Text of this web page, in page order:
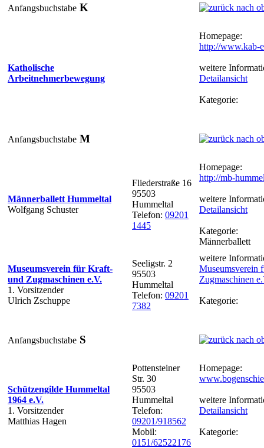
Anfangsbuchstabe K
Katholische
Arbeitnehmerbewegung
Homepage:
http://www.kab-
weitere
Detailansicht
Kategorie:
Anfangsbuchstabe M
Männerballett Hummeltal
Wolfgang Schuster
Fliederstraße 16
95503
Hummeltal
Telefon: 09201
1445
Homepage:
http://mb-
weitere
Detailansicht
Kategorie:
Männerballett
Museumsverein für Kraft-
und Zugmaschinen e.V.
1. Vorsitzender
Ulrich Zschuppe
Seeligstr. 2
95503
Hummeltal
Telefon: 09201
7382
weitere
Museumsverein
Zugmaschinen
Kategorie:
Anfangsbuchstabe S
Schützengilde Hummeltal
1964 e.V.
1. Vorsitzender
Matthias Hagen
Pottensteiner
Str. 30
95503
Hummeltal
Telefon:
09201/918562
Mobil:
0151/62522176
Homepage:
weitere
Detailansicht
Kategorie: